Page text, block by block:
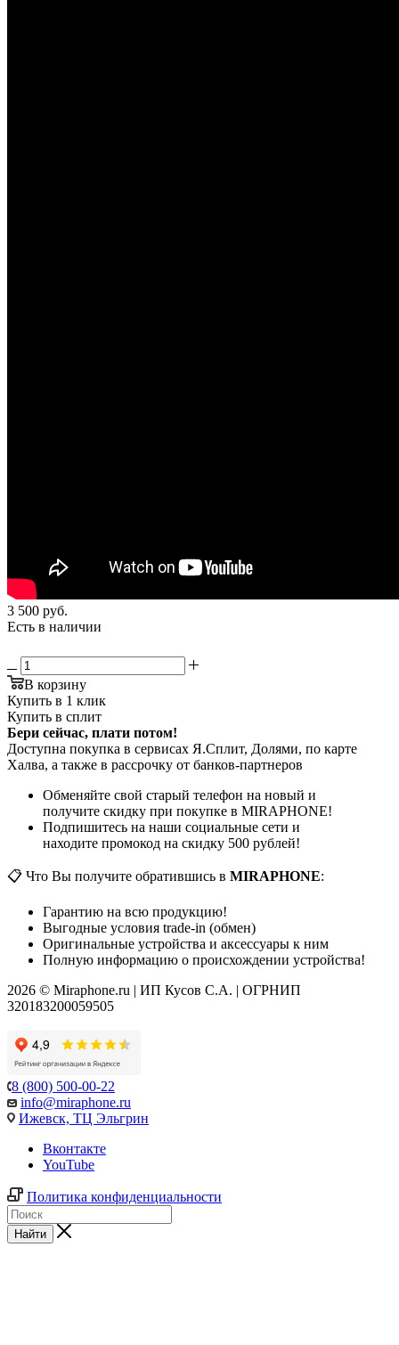
3 500 руб.
Есть в наличии
В корзину
Купить в 1 клик
Купить в сплит
Бери сейчас, плати потом!
Доступна покупка в сервисах Я.Сплит, Долями, по карте
Халва, а также в рассрочку от банков-партнеров
Обменяйте свой старый телефон на новый и
получите скидку при покупке в MIRAPHONE!
Подпишитесь на наши социальные сети и
находите промокод на скидку 500 рублей!
📋 Что Вы получите обратившись в MIRAPHONE:
Гарантию на всю продукцию!
Выгодные условия trade-in (обмен)
Оригинальные устройства и аксессуары к ним
Полную информацию о происхождении устройства!
2026 © Miraphone.ru | ИП Кусов С.А. | ОГРНИП
320183200059505
8 (800) 500-00-22
info@miraphone.ru
Ижевск, ТЦ Эльгрин
Вконтакте
YouTube
Политика конфиденциальности
Найти